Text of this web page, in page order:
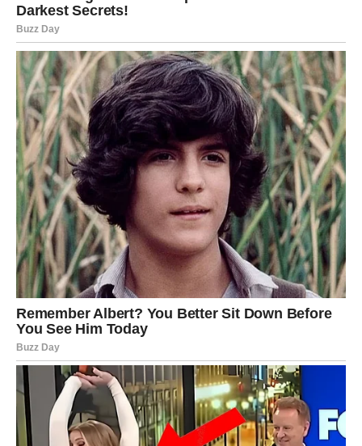
Nagrada dolazi u pravo vrijeme
Pred vama su lijepi trenuci.
BLIZANCI
Odgovor koji ste dugo čekali napokon dolazi.
Jedna situacija postaje mnogo jasnija.
Šta vam sudbina vraća?
Istinu i novu priliku.
Sudbina vam šalje važan znak
Pred vama su zanimljivi dani.
RAK